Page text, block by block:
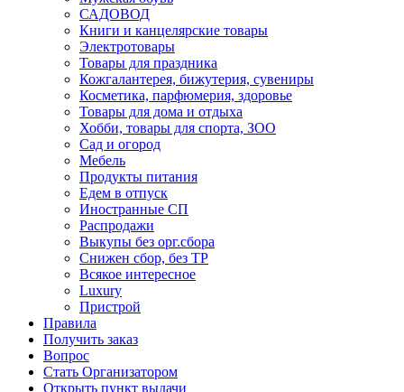
САДОВОД
Книги и канцелярские товары
Электротовары
Товары для праздника
Кожгалантерея, бижутерия, сувениры
Косметика, парфюмерия, здоровье
Товары для дома и отдыха
Хобби, товары для спорта, ЗОО
Сад и огород
Мебель
Продукты питания
Едем в отпуск
Иностранные СП
Распродажи
Выкупы без орг.сбора
Снижен сбор, без ТР
Всякое интересное
Luxury
Пристрой
Правила
Получить заказ
Вопрос
Стать Организатором
Открыть пункт выдачи